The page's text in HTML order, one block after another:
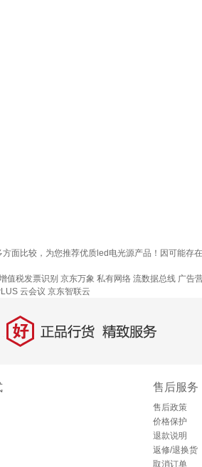
比较，为您推荐优质led电光源产品！因可能存
值税发票识别 京东万象 私有网络 流数据总线 广告
云会议 京东智联云
好 正品行货，精致服务
售后服务
售后政策
价格保护
退款说明
返修/退换货
取消订单